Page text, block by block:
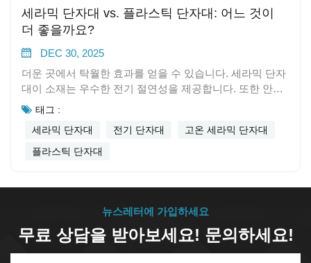
세라믹 단자대 vs. 플라스틱 단자대: 어느 것이
더 좋을까요?
DEC 30, 2025
더운 곳에서 탁월한 효과를 얻을 수 있습니다. 세라믹 단자
대이 소재는 우수한 전기 절연성을 제공합니다. 또한 안전
하고 견고한 연결을 보장합니다. 오븐, 히터 또는 비상 시스
틱을 선택하세요. 플라스틱은 안전성과 효율성이 중요하
며, 세라믹보다 가격이 저렴합니다. 터미널 블록 기본 사
서도 유용하게 사용할 수 있습니다. 단자대를 사용하면 전
선을 쉽게 연결, 분기 또는 분리할 수 있습니다. 전선을 꼬
거나 납땜할 필요가 없습니다. 많은 전기 시스템에서 단자
대를 사용하며, 연결부를 단단하게 고정하여 전선이 헐거
태그 :
세라믹 단자대
전기 단자대
고온 세라믹 단자대
플라스틱 단자대
뉴스레터에 가입하세요
무료 상담을 받아보세요! 문의하세요!